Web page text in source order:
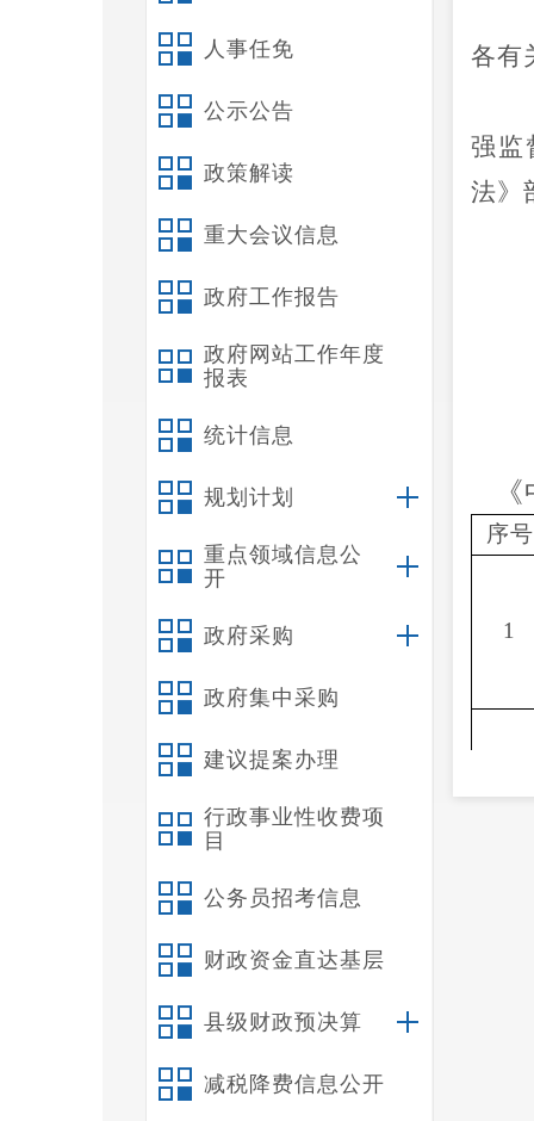
人事任免
公示公告
政策解读
重大会议信息
政府工作报告
政府网站工作年度
报表
统计信息
规划计划
重点领域信息公
开
政府采购
政府集中采购
建议提案办理
行政事业性收费项
目
公务员招考信息
财政资金直达基层
县级财政预决算
减税降费信息公开
各有
强监
法》
序号
1